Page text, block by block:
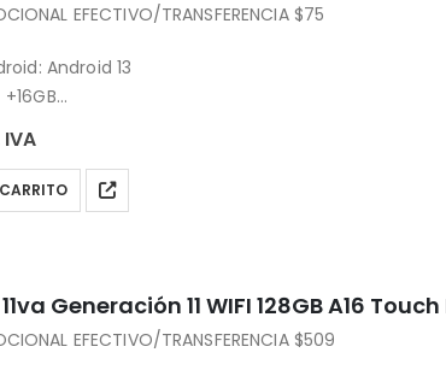
EFECTIVO/TRANSFERENCIA $75
Android 13
Bluetooth 5.0
iOS, Android
IVA
Generación 11 WIFI 128GB A16 Touch
EFECTIVO/TRANSFERENCIA $509